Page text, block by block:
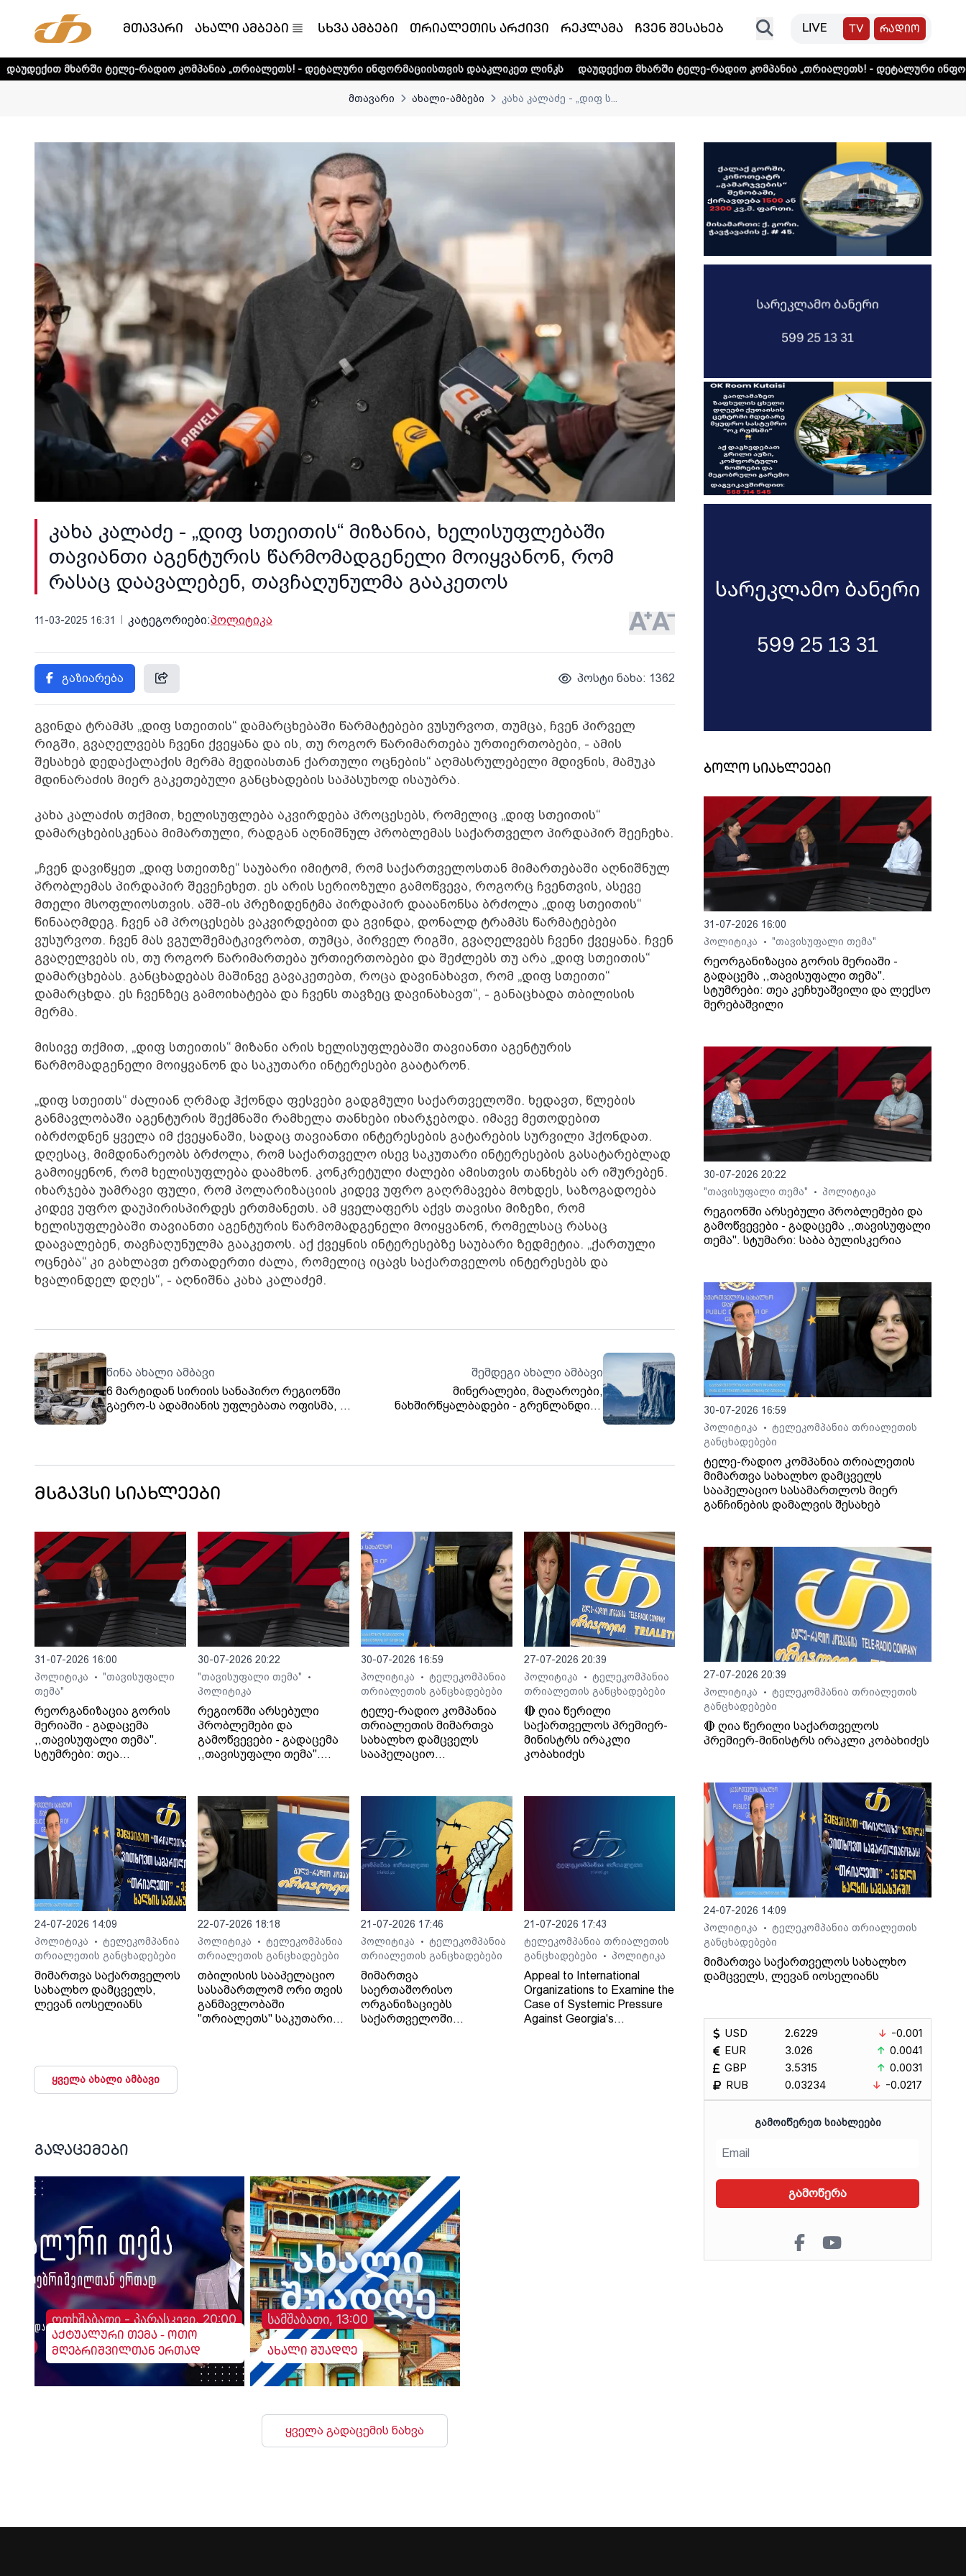
მთავარი ახალი ამბები სხვა ამბები თრიალეთის არქივი რეკლამა ჩვენ შესახებ LIVE TV რადიო
ტელე-რადიო კომპანია „თრიალეთს! - დეტალური ინფორმაციისთვის დააკლიკეთ ლინკს დაუდექით მხარში ტელე-რადიო კომპანია „თრიალეთს! - დეტალური ინფორმაციისთვის
მთავარი ახალი-ამბები კახა კალაძე - „დიფ ს...
კახა კალაძე - „დიფ სთეითის“ მიზანია, ხელისუფლებაში
თავიანთი აგენტურის წარმომადგენელი მოიყვანონ, რომ
რასაც დაავალებენ, თავჩაღუნულმა გააკეთოს
11-03-2025 16:31 კატეგორიები:პოლიტიკა
გაზიარება პოსტი ნახა: 1362
გვინდა ტრამპს „დიფ სთეითის“ დამარცხებაში წარმატებები ვუსურვოთ, თუმცა, ჩვენ პირველ
რიგში, გვაღელვებს ჩვენი ქვეყანა და ის, თუ როგორ წარიმართება ურთიერთობები, - ამის
შესახებ დედაქალაქის მერმა მედიასთან ქართული ოცნების“ აღმასრულებელი მდივნის, მამუკა
მდინარაძის მიერ გაკეთებული განცხადების საპასუხოდ ისაუბრა.
კახა კალაძის თქმით, ხელისუფლება აკვირდება პროცესებს, რომელიც „დიფ სთეითის“
დამარცხებისკენაა მიმართული, რადგან აღნიშნულ პრობლემას საქართველო პირდაპირ შეეჩეხა.
„ჩვენ დავიწყეთ „დიფ სთეითზე“ საუბარი იმიტომ, რომ საქართველოსთან მიმართებაში აღნიშნულ
პრობლემას პირდაპირ შევეჩეხეთ. ეს არის სერიოზული გამოწვევა, როგორც ჩვენთვის, ასევე
მთელი მსოფლიოსთვის. აშშ-ის პრეზიდენტმა პირდაპირ დააანონსა ბრძოლა „დიფ სთეითის“
წინააღმდეგ. ჩვენ ამ პროცესებს ვაკვირდებით და გვინდა, დონალდ ტრამპს წარმატებები
ვუსურვოთ. ჩვენ მას ვგულშემატკივრობთ, თუმცა, პირველ რიგში, გვაღელვებს ჩვენი ქვეყანა. ჩვენ
გვაღელვებს ის, თუ როგორ წარიმართება ურთიერთობები და შეძლებს თუ არა „დიფ სთეითის“
დამარცხებას. განცხადებას მაშინვე გავაკეთებთ, როცა დავინახავთ, რომ „დიფ სთეითი“
დამარცხდა. ეს ჩვენზეც გამოიხატება და ჩვენს თავზეც დავინახავთ“, - განაცხადა თბილისის
მერმა.
მისივე თქმით, „დიფ სთეითის“ მიზანი არის ხელისუფლებაში თავიანთი აგენტურის
წარმომადგენელი მოიყვანონ და საკუთარი ინტერესები გაატარონ.
„დიფ სთეითს“ ძალიან ღრმად ჰქონდა ფესვები გადგმული საქართველოში. ხედავთ, წლების
განმავლობაში აგენტურის შექმნაში რამხელა თანხები იხარჯებოდა. იმავე მეთოდებით
იბრძოდნენ ყველა იმ ქვეყანაში, სადაც თავიანთი ინტერესების გატარების სურვილი ჰქონდათ.
დღესაც, მიმდინარეობს ბრძოლა, რომ საქართველო ისევ საკუთარი ინტერესების გასატარებლად
გამოიყენონ, რომ ხელისუფლება დაამხონ. კონკრეტული ძალები ამისთვის თანხებს არ იშურებენ.
იხარჯება უამრავი ფული, რომ პოლარიზაციის კიდევ უფრო გაღრმავება მოხდეს, საზოგადოება
კიდევ უფრო დაუპირისპირდეს ერთმანეთს. ამ ყველაფერს აქვს თავისი მიზეზი, რომ
ხელისუფლებაში თავიანთი აგენტურის წარმომადგენელი მოიყვანონ, რომელსაც რასაც
დაავალებენ, თავჩაღუნულმა გააკეთოს. აქ ქვეყნის ინტერესებზე საუბარი ზედმეტია. „ქართული
ოცნება“ კი გახლავთ ერთადერთი ძალა, რომელიც იცავს საქართველოს ინტერესებს და
ხვალინდელ დღეს“, - აღნიშნა კახა კალაძემ.
წინა ახალი ამბავი
6 მარტიდან სირიის სანაპირო რეგიონში
გაერო-ს ადამიანის უფლებათა ოფისმა, ამ
შემდეგი ახალი ამბავი
მინერალები, მაღაროები,
ნახშირწყალბადები - გრენლანდიის
ძირითადი, თუმცა, შეზღუდული
მსგავსი სიახლეები
31-07-2026 16:00
პოლიტიკა
• "თავისუფალი
თემა"
რეორგანიზაცია გორის
მერიაში - გადაცემა
,,თავისუფალი თემა".
სტუმრები: თეა
30-07-2026 20:22
"თავისუფალი თემა"
•
პოლიტიკა
რეგიონში არსებული
პრობლემები და
გამოწვევები - გადაცემა
,,თავისუფალი თემა".
30-07-2026 16:59
პოლიტიკა
• ტელეკომპანია
თრიალეთის განცხადებები
ტელე-რადიო კომპანია
თრიალეთის მიმართვა
სახალხო დამცველს
სააპელაციო
შესახებ
27-07-2026 20:39
პოლიტიკა
• ტელეკომპანია
თრიალეთის განცხადებები
🔴 ღია წერილი
საქართველოს პრემიერ-
მინისტრს ირაკლი
კობახიძეს
24-07-2026 14:09
პოლიტიკა
• ტელეკომპანია
თრიალეთის განცხადებები
მიმართვა საქართველოს
სახალხო დამცველს,
ლევან იოსელიანს
22-07-2026 18:18
პოლიტიკა
• ტელეკომპანია
თრიალეთის განცხადებები
თბილისის სააპელაციო
სასამართლომ ორი თვის
განმავლობაში
"თრიალეთს" საკუთარი
21-07-2026 17:46
პოლიტიკა
• ტელეკომპანია
თრიალეთის განცხადებები
მიმართვა
საერთაშორისო
ორგანიზაციებს
საქართველოში
21-07-2026 17:43
ტელეკომპანია თრიალეთის
განცხადებები
• პოლიტიკა
Appeal to International
Organizations to Examine the
Case of Systemic Pressure
Against Georgia's
ყველა ახალი ამბავი
გადაცემები
ოთხშაბათი - პარასკევი, 20:00
აქტუალური თემა - ოთო
მღებრიშვილთან ერთად
სამშაბათი, 13:00
ახალი შუადღე
ყველა გადაცემის ნახვა
ბოლო სიახლეები
31-07-2026 16:00
პოლიტიკა
• "თავისუფალი თემა"
რეორგანიზაცია გორის მერიაში -
გადაცემა ,,თავისუფალი თემა".
სტუმრები: თეა კეჩხუაშვილი და ლექსო
მერებაშვილი
30-07-2026 20:22
"თავისუფალი თემა"
• პოლიტიკა
რეგიონში არსებული პრობლემები და
გამოწვევები - გადაცემა ,,თავისუფალი
თემა". სტუმარი: საბა ბულისკერია
30-07-2026 16:59
პოლიტიკა
•
ტელეკომპანია თრიალეთის
განცხადებები
ტელე-რადიო კომპანია თრიალეთის
მიმართვა სახალხო დამცველს
სააპელაციო სასამართლოს მიერ
განჩინების დამალვის შესახებ
27-07-2026 20:39
პოლიტიკა
•
ტელეკომპანია თრიალეთის
განცხადებები
🔴 ღია წერილი საქართველოს
პრემიერ-მინისტრს ირაკლი კობახიძეს
24-07-2026 14:09
პოლიტიკა
•
ტელეკომპანია თრიალეთის
განცხადებები
მიმართვა საქართველოს სახალხო
დამცველს, ლევან იოსელიანს
USD
EUR
GBP
RUB
2.6229
3.026
3.5315
0.03234
-0.001
0.0041
0.0031
-0.0217
ᲒᲐᲛᲝᲘᲬᲔᲠᲔᲗ ᲡᲘᲐᲮᲚᲔᲔᲑᲘ
გამოწერა